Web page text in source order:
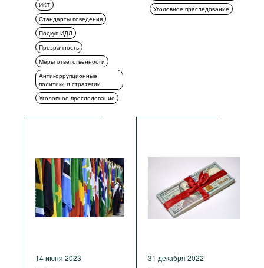
ИКТ
Стандарты поведения
Подкуп ИДЛ
Прозрачность
Меры ответственности
Антикоррупционные
политики и стратегии
Уголовное преследование
Уголовное преследование
14 июня 2023 31 декабря 2022